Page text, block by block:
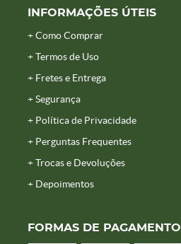
INFORMAÇÕES ÚTEIS
Como Comprar
Termos de Uso
Fretes e Entrega
Segurança
Política de Privacidade
Perguntas Frequentes
Trocas e Devoluções
Depoimentos
FORMAS DE PAGAMENTO